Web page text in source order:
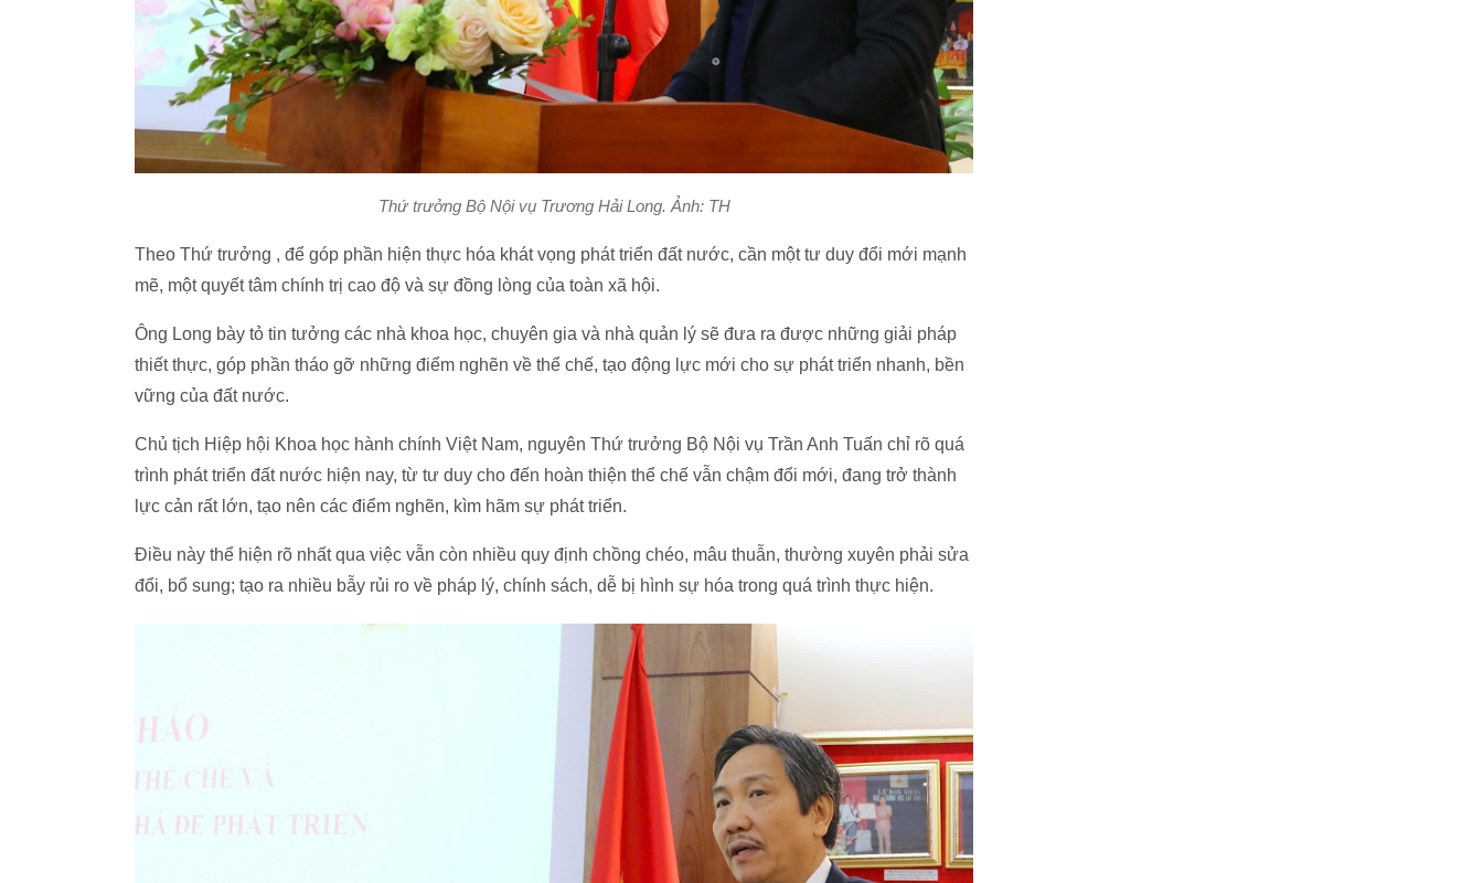
Thứ trưởng Bộ Nội vụ Trương Hải Long. Ảnh: TH
Theo Thứ trưởng , để góp phần hiện thực hóa khát vọng phát triển đất nước, cần một tư duy đổi mới mạnh
mẽ, một quyết tâm chính trị cao độ và sự đồng lòng của toàn xã hội.
Ông Long bày tỏ tin tưởng các nhà khoa học, chuyên gia và nhà quản lý sẽ đưa ra được những giải pháp
thiết thực, góp phần tháo gỡ những điểm nghẽn về thể chế, tạo động lực mới cho sự phát triển nhanh, bền
vững của đất nước.
Chủ tịch Hiệp hội Khoa học hành chính Việt Nam, nguyên Thứ trưởng Bộ Nội vụ Trần Anh Tuấn chỉ rõ quá
trình phát triển đất nước hiện nay, từ tư duy cho đến hoàn thiện thể chế vẫn chậm đổi mới, đang trở thành
lực cản rất lớn, tạo nên các điểm nghẽn, kìm hãm sự phát triển.
Điều này thể hiện rõ nhất qua việc vẫn còn nhiều quy định chồng chéo, mâu thuẫn, thường xuyên phải sửa
đổi, bổ sung; tạo ra nhiều bẫy rủi ro về pháp lý, chính sách, dễ bị hình sự hóa trong quá trình thực hiện.